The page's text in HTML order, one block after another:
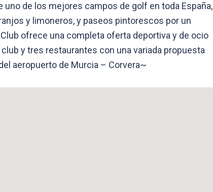
uno de los mejores campos de golf en toda España,
y limoneros, y paseos pintorescos por un
ofrece una completa oferta deportiva y de ocio
y tres restaurantes con una variada propuesta
aeropuerto de Murcia – Corvera~